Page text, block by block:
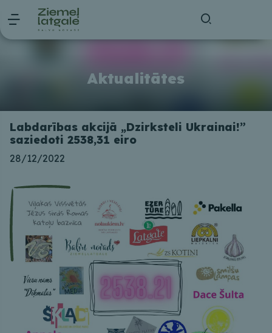
Aktualitātes
Labdarības akcijā „Dzirksteli Ukrainai!”
saziedoti 2538,31 eiro
28/12/2022